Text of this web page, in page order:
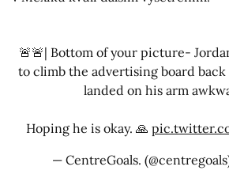
🚨🚨| Bottom of your picture-
to climb the advertising board
landed on his arm
Hoping he is okay. 🙏
— CentreGoals.